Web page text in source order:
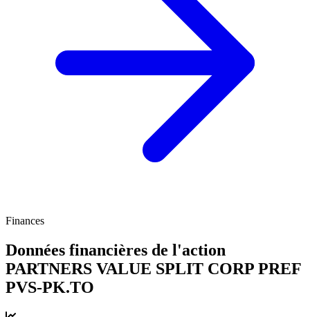
Finances
Données financières de l'action
PARTNERS VALUE SPLIT CORP PREF
PVS-PK.TO